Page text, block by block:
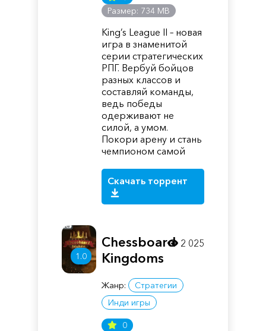
Размер: 734 MB
King’s League II – новая
игра в знаменитой
серии стратегических
РПГ. Вербуй бойцов
разных классов и
составляй команды,
ведь победы
одерживают не
силой, а умом.
Покори арену и стань
чемпионом самой
Скачать торрент
1.0
Chessboard
Kingdoms
Жанр:
Стратегии
Инди игры
0
2 025